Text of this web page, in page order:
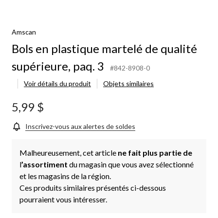
Amscan
Bols en plastique martelé de qualité
supérieure, paq. 3
#842-8908-0
Voir détails du produit
Objets similaires
5,99 $
Inscrivez-vous aux alertes de soldes
Malheureusement, cet article ne fait plus partie de
l’assortiment du magasin que vous avez sélectionné
et les magasins de la région.
Ces produits similaires présentés ci-dessous
pourraient vous intéresser.